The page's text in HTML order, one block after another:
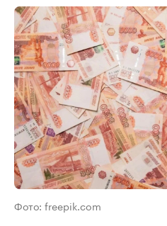
Фото: freepik.com